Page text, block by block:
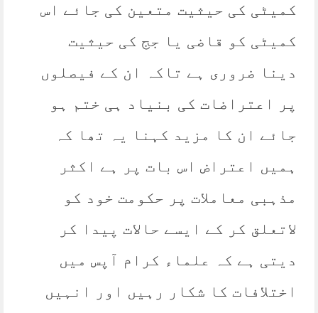
کمیٹی کی حیثیت متعین کی جائے اس
کمیٹی کو قاضی یا جج کی حیثیت
دینا ضروری ہے تاکہ ان کے فیصلوں
پر اعتراضات کی بنیاد ہی ختم ہو
جائے ان کا مزید کہنا یہ تھا کہ
ہمیں اعتراض اس بات پر ہے اکثر
مذہبی معاملات پر حکومت خود کو
لاتعلق کر کے ایسے حالات پیدا کر
دیتی ہے کہ علماء کرام آپس میں
اختلافات کا شکار رہیں اور انہیں